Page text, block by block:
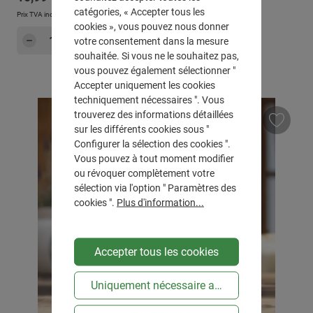
Prix TVA incluse, en sus Frais d'expédition
Quantité de produit : Entrez la quantité
Dans le panier
catégories, « Accepter tous les
cookies », vous pouvez nous donner
votre consentement dans la mesure
souhaitée. Si vous ne le souhaitez pas,
vous pouvez également sélectionner "
Accepter uniquement les cookies
techniquement nécessaires ". Vous
trouverez des informations détaillées
sur les différents cookies sous "
Configurer la sélection des cookies ".
Vous pouvez à tout moment modifier
ou révoquer complètement votre
sélection via l'option " Paramètres des
cookies ". Plus d'information...
Accepter tous les cookies
Uniquement nécessaire au niveau technique